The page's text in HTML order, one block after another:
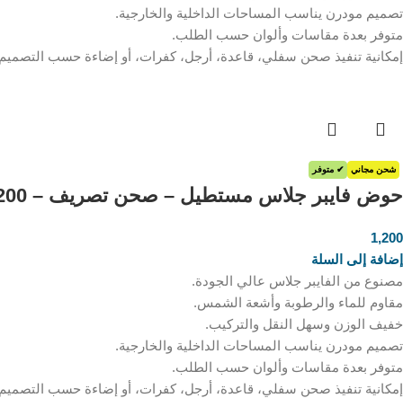
تصميم مودرن يناسب المساحات الداخلية والخارجية.
متوفر بعدة مقاسات وألوان حسب الطلب.
إمكانية تنفيذ صحن سفلي، قاعدة، أرجل، كفرات، أو إضاءة حسب
شحن مجاني ✔ متوفر
حوض فايبر جلاس مستطيل – صحن تصريف – 200*30*30 سم
1,200
إضافة إلى السلة
مصنوع من الفايبر جلاس عالي الجودة.
مقاوم للماء والرطوبة وأشعة الشمس.
خفيف الوزن وسهل النقل والتركيب.
تصميم مودرن يناسب المساحات الداخلية والخارجية.
متوفر بعدة مقاسات وألوان حسب الطلب.
إمكانية تنفيذ صحن سفلي، قاعدة، أرجل، كفرات، أو إضاءة حسب